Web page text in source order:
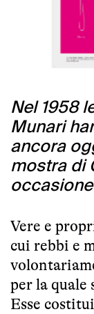
Nel 1958
Munari
ancora
mostra di
Vere e
cui rebbi e
per la quale
Esse